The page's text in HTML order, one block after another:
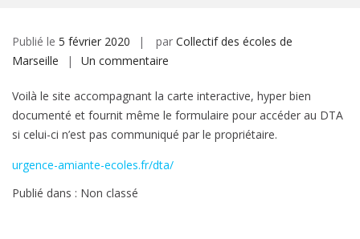
Publié le 5 février 2020 par Collectif des écoles de
Marseille
Un commentaire
le
site
accompagnant
Voilà le site accompagnant la carte interactive, hyper bien
documenté et fournit même le formulaire pour accéder au DTA
si celui-ci n’est pas communiqué par le propriétaire.
urgence-amiante-ecoles.fr/dta/
Publié dans : Non classé